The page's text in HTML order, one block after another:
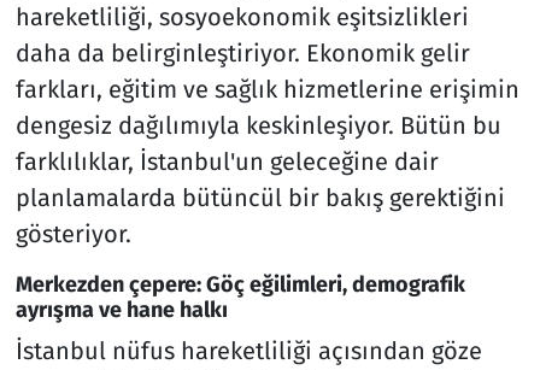
hareketliliği, sosyoekonomik eşitsizlikleri
daha da belirginleştiriyor. Ekonomik gelir
farkları, eğitim ve sağlık hizmetlerine erişimin
dengesiz dağılımıyla keskinleşiyor. Bütün bu
farklılıklar, İstanbul'un geleceğine dair
planlamalarda bütüncül bir bakış gerektiğini
gösteriyor.
Merkezden çepere: Göç eğilimleri, demografik
ayrışma ve hane halkı
İstanbul nüfus hareketliliği açısından göze